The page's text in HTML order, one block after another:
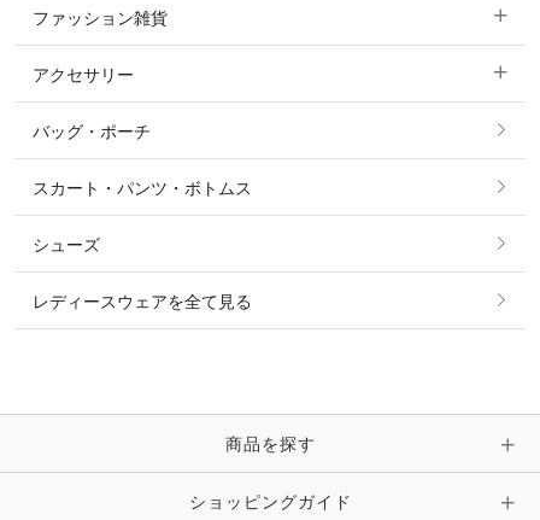
ニット・セーター
シャツ・ブラウス・ワンピース
ショージャケット
ショーシャツ
ファッション雑貨
すべてのファッション雑貨
ソックス
ベルト
時計・財布・キーケース・革小物
キーホルダー・チャーム・ストラップ
アクセサリー
すべてのアクセサリー
リング
ピアス・イヤリング
ピン・ブローチ・コサージュ
その他 アクセサリー
バッグ・ポーチ
スカート・パンツ・ボトムス
シューズ
レディースウェアを全て見る
商品を探す
ショッピングガイド